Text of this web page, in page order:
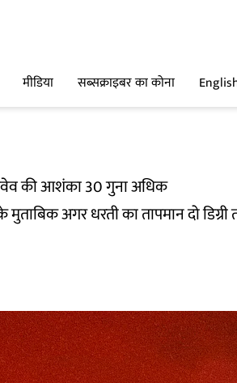
मीडिया सब्सक्राइबर का कोना
की आशंका 30 गुना अधिक
मुताबिक अगर धरती का तापमान दो